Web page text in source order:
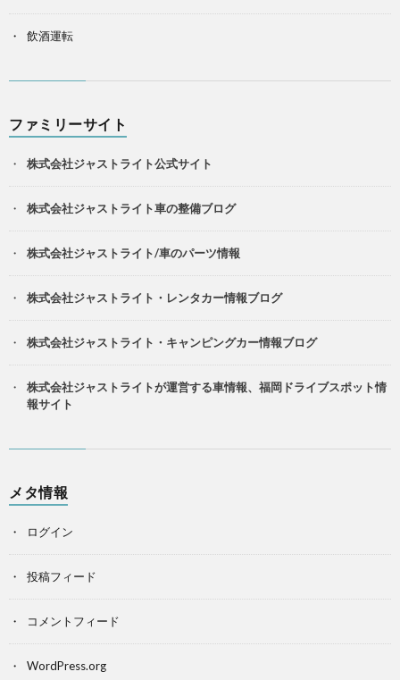
飲酒運転
ファミリーサイト
株式会社ジャストライト公式サイト
株式会社ジャストライト車の整備ブログ
株式会社ジャストライト/車のパーツ情報
株式会社ジャストライト・レンタカー情報ブログ
株式会社ジャストライト・キャンピングカー情報ブログ
株式会社ジャストライトが運営する車情報、福岡ドライブスポット情
報サイト
メタ情報
ログイン
投稿フィード
コメントフィード
WordPress.org